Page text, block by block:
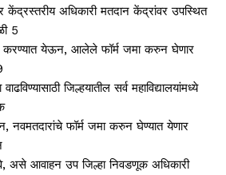
केंद्रस्तरीय अधिकारी मतदान केंद्रांवर उपस्थित
5
करण्यात येऊन, आलेले फॉर्म जमा करुन घेणार
जिल्हयातील सर्व महाविद्यालयांमध्ये
नवमतदारांचे फॉर्म जमा करुन घेण्यात येणार
असे आवाहन उप जिल्हा निवडणूक अधिकारी